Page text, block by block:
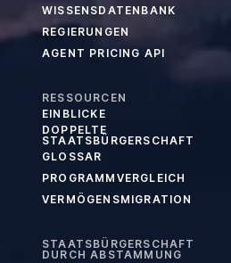
WISSENSDATENBANK
REGIERUNGEN
AGENT PRICING API
RESSOURCEN
EINBLICKE
DOPPELTE
STAATSBÜRGERSCHAFT
GLOSSAR
PROGRAMMVERGLEICH
VERMÖGENSMIGRATION
STAATSBÜRGERSCHAFT
DURCH ABSTAMMUNG